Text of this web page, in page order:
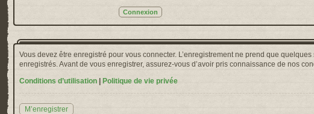
Vous devez être enregistré pour vous connecter. L’enregistrement ne prend que
enregistrés. Avant de vous enregistrer, assurez-vous d’avoir pris connaissance de nos
Conditions d’utilisation
Politique de vie privée
M’enregistrer